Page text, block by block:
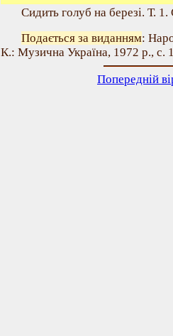
Сидить голуб на березі. Т.
Подається за виданням:
К.: Музична Україна, 1972 р., с.
Попередній